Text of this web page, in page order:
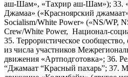
аш-Шам», «Тахрир аш-Шам»); 33.
Джамаа» («Красноярский
Socialism/White Power» («NS/WP,
Crew/White Power, Национал-
35. Террористическое
из числа участников
движения «Артподготовка»; 36.
“Джамаат “Красный пахарь”; 37.